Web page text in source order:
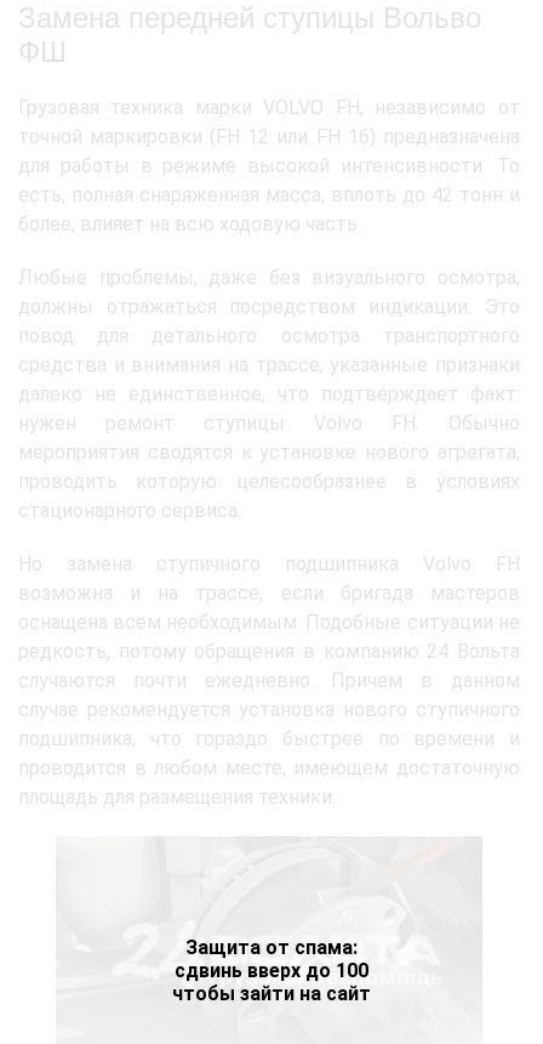
Защита от спама:
сдвинь вверх до 100
чтобы зайти на сайт
Замена передней ступицы Вольво
ФШ
Грузовая техника марки VOLVO FH, независимо от
точной маркировки (FH 12 или FH 16) предназначена
для работы в режиме высокой интенсивности. То
есть, полная снаряженная масса, вплоть до 42 тонн и
более, влияет на всю ходовую часть.
Любые проблемы, даже без визуального осмотра,
должны отражаться посредством индикации. Это
повод для детального осмотра транспортного
средства и внимания на трассе, указанные признаки
далеко не единственное, что подтверждает факт:
нужен ремонт ступицы Volvo FH. Обычно
мероприятия сводятся к установке нового агрегата,
проводить которую целесообразнее в условиях
стационарного сервиса.
Но замена ступичного подшипника Volvo FH
возможна и на трассе, если бригада мастеров
оснащена всем необходимым. Подобные ситуации не
редкость, потому обращения в компанию 24 Вольта
случаются почти ежедневно. Причем в данном
случае рекомендуется установка нового ступичного
подшипника, что гораздо быстрее по времени и
проводится в любом месте, имеющем достаточную
площадь для размещения техники.